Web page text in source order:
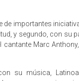
de importantes
y segundo, con su
cantante Marc
su música,